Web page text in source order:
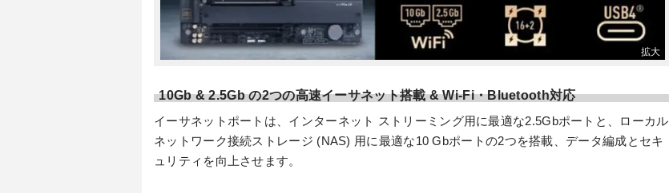
10Gb & 2.5Gb の2つの高速イーサネット搭載 & Wi-Fi・Bluetooth対応
イーサネットポートは、インターネット ストリーミング用に最適な2.5Gbポートと、ローカル
ネットワーク接続ストレージ (NAS) 用に最適な10 Gbポートの2つを搭載、データ編成とセキ
ュリティを向上させます。